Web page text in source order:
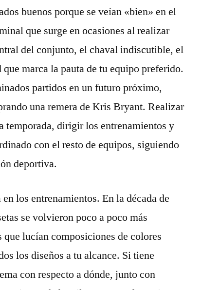
buenos porque se veían «bien» en el
que surge en ocasiones al realizar
del conjunto, el chaval indiscutible, el
marca la pauta de tu equipo preferido.
partidos en un futuro próximo,
una remera de Kris Bryant. Realizar
temporada, dirigir los entrenamientos y
con el resto de equipos, siguiendo
deportiva.
los entrenamientos. En la década de
se volvieron poco a poco más
lucían composiciones de colores
los diseños a tu alcance. Si tiene
con respecto a dónde, junto con